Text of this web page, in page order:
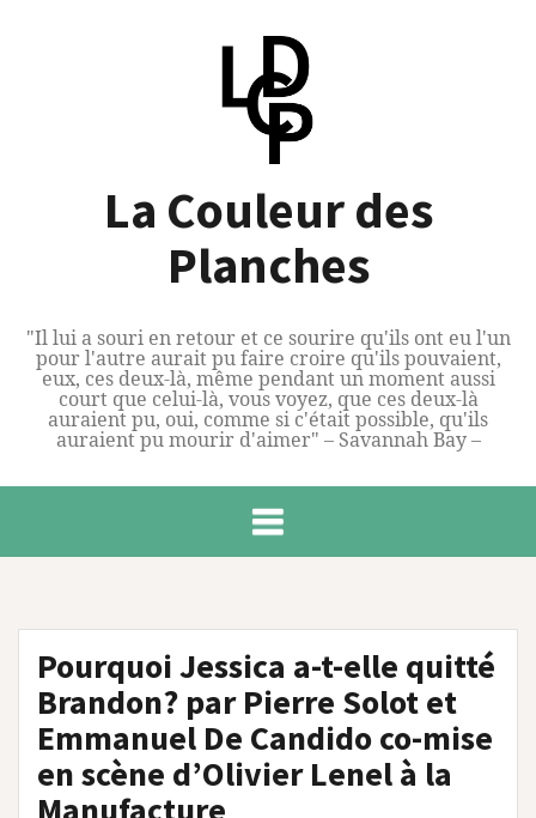
La Couleur des
Planches
"Il lui a souri en retour et ce sourire qu'ils ont eu l'un
pour l'autre aurait pu faire croire qu'ils pouvaient,
eux, ces deux-là, même pendant un moment aussi
court que celui-là, vous voyez, que ces deux-là
auraient pu, oui, comme si c'était possible, qu'ils
auraient pu mourir d'aimer" – Savannah Bay –
Pourquoi Jessica a-t-elle quitté
Brandon? par Pierre Solot et
Emmanuel De Candido co-mise
en scène d’Olivier Lenel à la
Manufacture